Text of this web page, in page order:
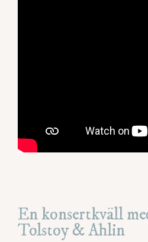
En konsertkväll
Tolstoy & Ahlin